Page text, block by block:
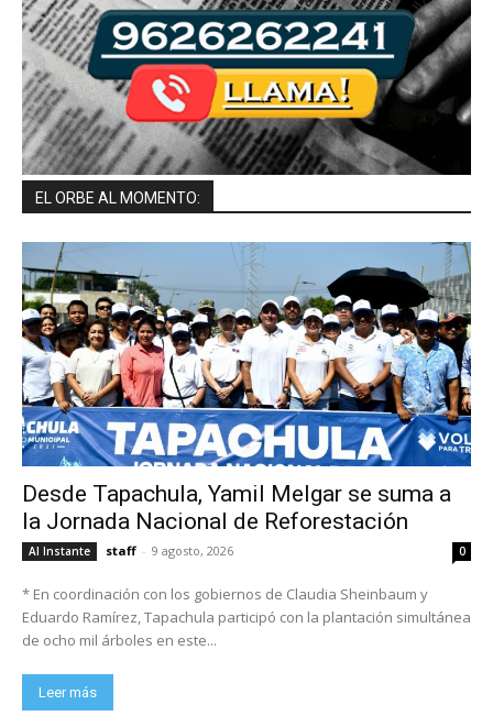
EL ORBE AL MOMENTO:
Desde Tapachula, Yamil Melgar se suma a
la Jornada Nacional de Reforestación
Al Instante staff - 9 agosto, 2026 0
* En coordinación con los gobiernos de Claudia Sheinbaum y
Eduardo Ramírez, Tapachula participó con la plantación simultánea
de ocho mil árboles en este...
Leer más